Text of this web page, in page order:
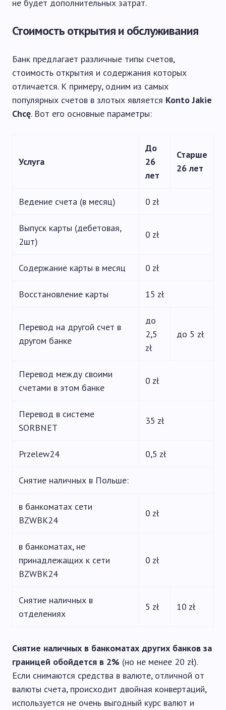
не будет дополнительных затрат.
Стоимость открытия и обслуживания
Банк предлагает различные типы счетов,
стоимость открытия и содержания которых
отличается. К примеру, одним из самых
популярных счетов в злотых является Konto Jakie
Chcę. Вот его основные параметры:
Услуга
До
26
лет
Старше
26 лет
Ведение счета (в месяц) 0 zł
Выпуск карты (дебетовая,
2шт)
0 zł
Содержание карты в месяц 0 zł
Восстановление карты 15 zł
Перевод на другой счет в
другом банке
до
2,5
zł
до 5 zł
Перевод между своими
счетами в этом банке
0 zł
Перевод в системе
SORBNET
35 zł
Przelew24 0,5 zł
Снятие наличных в Польше:
в банкоматах сети
BZWBK24
0 zł
в банкоматах, не
принадлежащих к сети
BZWBK24
0 zł
Снятие наличных в
отделениях
5 zł 10 zł
Снятие наличных в банкоматах других банков за
границей обойдется в 2% (но не менее 20 zł).
Если снимаются средства в валюте, отличной от
валюты счета, происходит двойная конвертаций,
используется не очень выгодный курс валют и